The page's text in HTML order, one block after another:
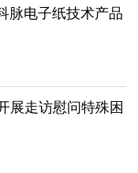
脉电子纸技术产品
展走访慰问特殊困